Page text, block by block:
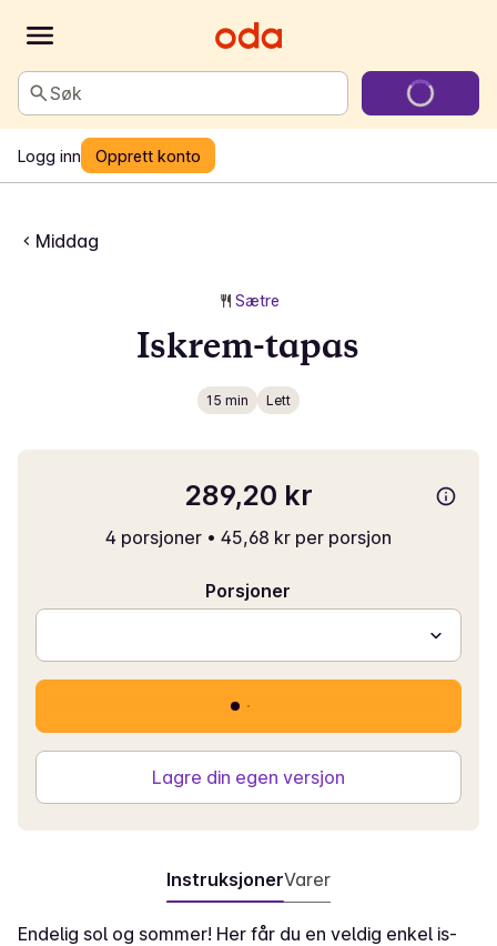
Søk
Logg inn Opprett konto
Middag
Sætre
Iskrem-tapas
15 min Lett
289,20 kr
4 porsjoner • 45,68 kr per porsjon
Porsjoner
Lagre din egen versjon
InstruksjonerVarer
Endelig sol og sommer! Her får du en veldig enkel is-